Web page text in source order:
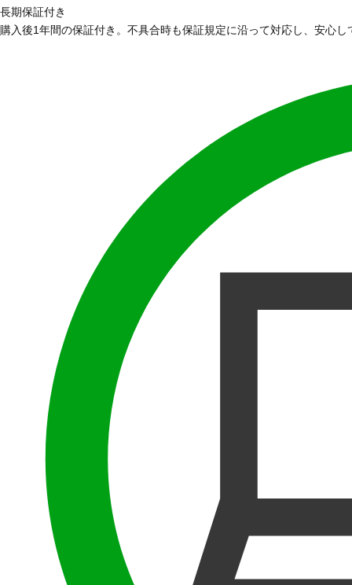
長期保証付き
購入後1年間の保証付き。不具合時も保証規定に沿って対応し、安心